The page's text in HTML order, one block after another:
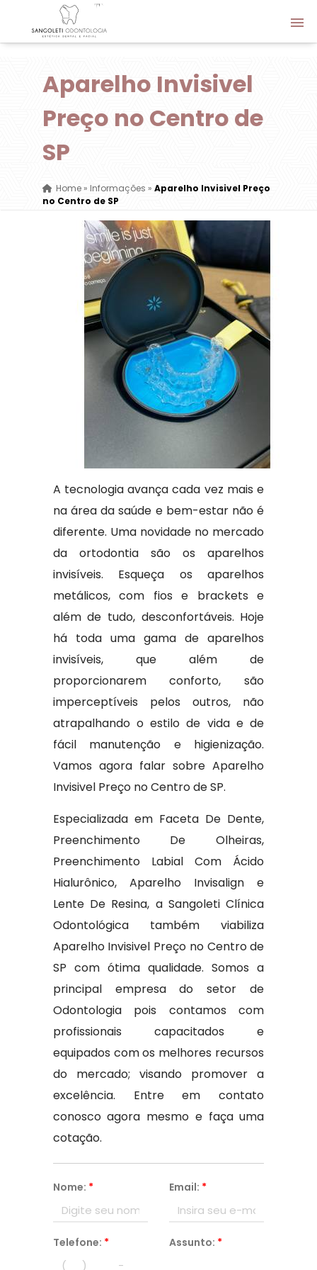
Aparelho Invisivel
Preço no Centro de
SP
Home» Informações » Aparelho Invisivel Preço
no Centro de SP
A tecnologia avança cada vez mais e
na área da saúde e bem-estar não é
diferente. Uma novidade no mercado
da ortodontia são os aparelhos
invisíveis. Esqueça os aparelhos
metálicos, com fios e brackets e
além de tudo, desconfortáveis. Hoje
há toda uma gama de aparelhos
invisíveis, que além de
proporcionarem conforto, são
imperceptíveis pelos outros, não
atrapalhando o estilo de vida e de
fácil manutenção e higienização.
Vamos agora falar sobre Aparelho
Invisivel Preço no Centro de SP.
Especializada em Faceta De Dente,
Preenchimento De Olheiras,
Preenchimento Labial Com Ácido
Hialurônico, Aparelho Invisalign e
Lente De Resina, a Sangoleti Clínica
Odontológica também viabiliza
Aparelho Invisivel Preço no Centro de
SP com ótima qualidade. Somos a
principal empresa do setor de
Odontologia pois contamos com
profissionais capacitados e
equipados com os melhores recursos
do mercado; visando promover a
excelência. Entre em contato
conosco agora mesmo e faça uma
cotação.
Nome: * Email: *
Telefone: * Assunto: *